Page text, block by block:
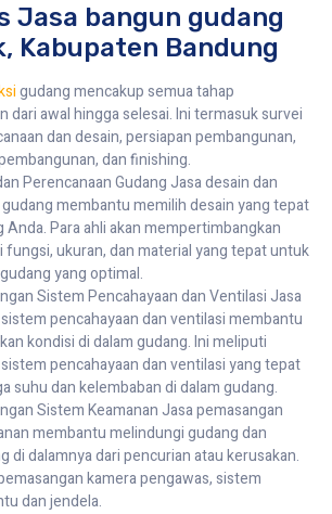
Jasa bangun gudang
Kabupaten Bandung
gudang mencakup semua tahap
dari awal hingga selesai. Ini termasuk survei
dan desain, persiapan pembangunan,
dan finishing.
Perencanaan Gudang Jasa desain dan
membantu memilih desain yang tepat
Para ahli akan mempertimbangkan
ukuran, dan material yang tepat untuk
yang optimal.
Sistem Pencahayaan dan Ventilasi Jasa
pencahayaan dan ventilasi membantu
kondisi di dalam gudang. Ini meliputi
pencahayaan dan ventilasi yang tepat
suhu dan kelembaban di dalam gudang.
Sistem Keamanan Jasa pemasangan
membantu melindungi gudang dan
di dalamnya dari pencurian atau kerusakan.
kamera pengawas, sistem
dan jendela.